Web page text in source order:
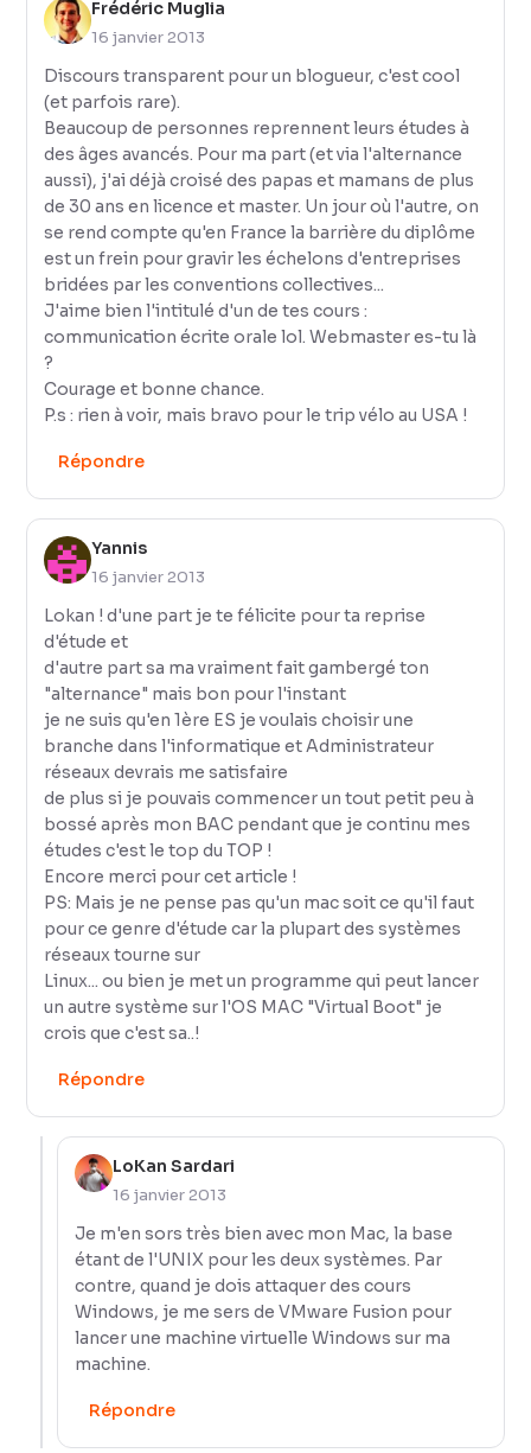
Frédéric Muglia
16 janvier 2013
Discours transparent pour un blogueur, c'est cool
(et parfois rare).
Beaucoup de personnes reprennent leurs études à
des âges avancés. Pour ma part (et via l'alternance
aussi), j'ai déjà croisé des papas et mamans de plus
de 30 ans en licence et master. Un jour où l'autre, on
se rend compte qu'en France la barrière du diplôme
est un frein pour gravir les échelons d'entreprises
bridées par les conventions collectives...
J'aime bien l'intitulé d'un de tes cours :
communication écrite orale lol. Webmaster es-tu là
?
Courage et bonne chance.
P.s : rien à voir, mais bravo pour le trip vélo au USA !
Répondre
Yannis
16 janvier 2013
Lokan ! d'une part je te félicite pour ta reprise
d'étude et
d'autre part sa ma vraiment fait gambergé ton
"alternance" mais bon pour l'instant
je ne suis qu'en 1ère ES je voulais choisir une
branche dans l'informatique et Administrateur
réseaux devrais me satisfaire
de plus si je pouvais commencer un tout petit peu à
bossé après mon BAC pendant que je continu mes
études c'est le top du TOP !
Encore merci pour cet article !
PS: Mais je ne pense pas qu'un mac soit ce qu'il faut
pour ce genre d'étude car la plupart des systèmes
réseaux tourne sur
Linux... ou bien je met un programme qui peut lancer
un autre système sur l'OS MAC "Virtual Boot" je
crois que c'est sa..!
Répondre
LoKan Sardari
16 janvier 2013
Je m'en sors très bien avec mon Mac, la base
étant de l'UNIX pour les deux systèmes. Par
contre, quand je dois attaquer des cours
Windows, je me sers de VMware Fusion pour
lancer une machine virtuelle Windows sur ma
machine.
Répondre